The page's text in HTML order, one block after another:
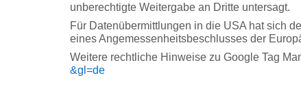
unberechtigte Weitergabe an Dritte untersagt.
Für Datenübermittlungen in die USA hat sich
eines Angemessenheitsbeschlusses der
Weitere rechtliche Hinweise zu Google Tag
&gl=de